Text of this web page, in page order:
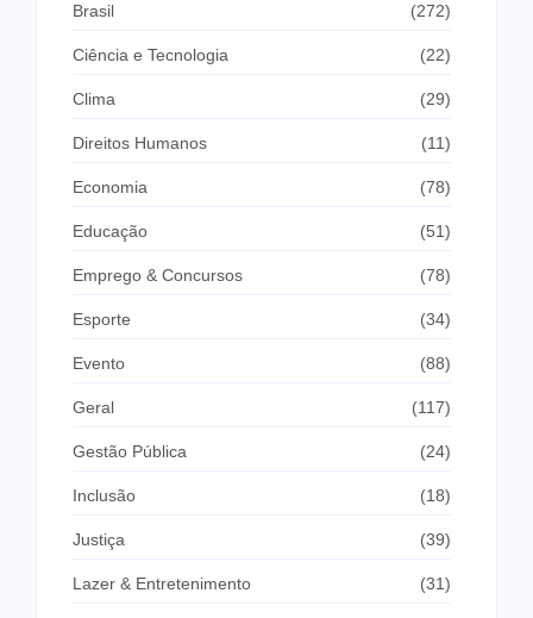
Brasil (272)
Ciência e Tecnologia (22)
Clima (29)
Direitos Humanos (11)
Economia (78)
Educação (51)
Emprego & Concursos (78)
Esporte (34)
Evento (88)
Geral (117)
Gestão Pública (24)
Inclusão (18)
Justiça (39)
Lazer & Entretenimento (31)